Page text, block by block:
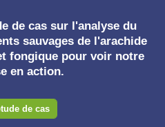
de cas sur l'analyse du
sauvages de l'arachide
fongique pour voir notre
en action.
de cas